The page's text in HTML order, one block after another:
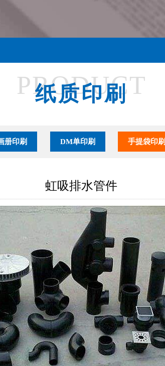
PRODUCT
纸质印刷
册印刷 DM单印刷 手提袋印刷
虹吸排水管件